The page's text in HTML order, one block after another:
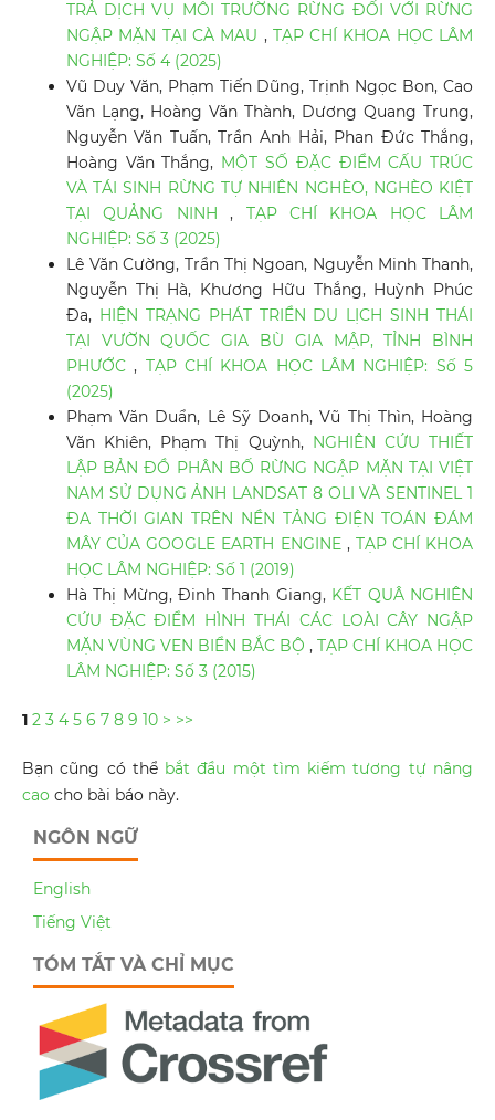
TRẢ DỊCH VỤ MÔI TRƯỜNG RỪNG ĐỐI VỚI RỪNG
NGẬP MẶN TẠI CÀ MAU , TẠP CHÍ KHOA HỌC LÂM
NGHIỆP: Số 4 (2025)
Vũ Duy Văn, Phạm Tiến Dũng, Trịnh Ngọc Bon, Cao
Văn Lạng, Hoàng Văn Thành, Dương Quang Trung,
Nguyễn Văn Tuấn, Trần Anh Hải, Phan Đức Thắng,
Hoàng Văn Thắng, MỘT SỐ ĐẶC ĐIỂM CẤU TRÚC
VÀ TÁI SINH RỪNG TỰ NHIÊN NGHÈO, NGHÈO KIỆT
TẠI QUẢNG NINH, TẠP CHÍ KHOA HỌC LÂM
NGHIỆP: Số 3 (2025)
Lê Văn Cường, Trần Thị Ngoan, Nguyễn Minh Thanh,
Nguyễn Thị Hà, Khương Hữu Thắng, Huỳnh Phúc
Đa, HIỆN TRẠNG PHÁT TRIỂN DU LỊCH SINH THÁI
TẠI VƯỜN QUỐC GIA BÙ GIA MẬP, TỈNH BÌNH
PHƯỚC, TẠP CHÍ KHOA HỌC LÂM NGHIỆP: Số 5
(2025)
Phạm Văn Duẩn, Lê Sỹ Doanh, Vũ Thị Thìn, Hoàng
Văn Khiên, Phạm Thị Quỳnh, NGHIÊN CỨU THIẾT
LẬP BẢN ĐỒ PHÂN BỐ RỪNG NGẬP MẶN TẠI VIỆT
NAM SỬ DỤNG ẢNH LANDSAT 8 OLI VÀ SENTINEL 1
ĐA THỜI GIAN TRÊN NỀN TẢNG ĐIỆN TOÁN ĐÁM
MÂY CỦA GOOGLE EARTH ENGINE , TẠP CHÍ KHOA
HỌC LÂM NGHIỆP: Số 1 (2019)
Hà Thị Mừng, Đinh Thanh Giang, KẾT QUÂ NGHIÊN
CỨU ĐẶC ĐIỂM HÌNH THÁI CÁC LOÀI CÂY NGẬP
MẶN VÙNG VEN BIỂN BẮC BỘ,TẠP CHÍ KHOA HỌC
LÂM NGHIỆP: Số 3 (2015)
1 2 3 4 5 6 7 8 9 10 > >>
Bạn cũng có thể bắt đầu một tìm kiếm tương tự nâng
cao cho bài báo này.
NGÔN NGỮ
English
Tiếng Việt
TÓM TẮT VÀ CHỈ MỤC